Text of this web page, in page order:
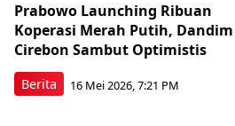
Berita
Prabowo Launching Ribuan
Koperasi Merah Putih,
Cirebon Sambut Optimistis
16 Mei 2026, 7:21 PM